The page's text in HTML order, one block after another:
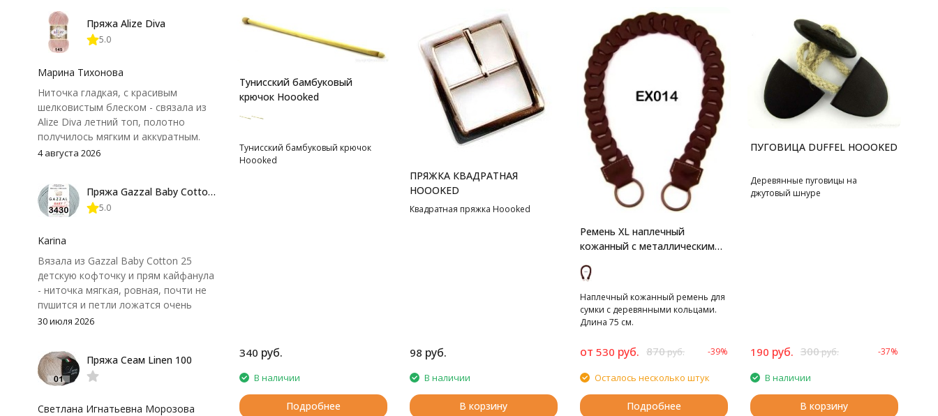
Тунисский бамбуковый
крючок Hoooked
Тунисский бамбуковый крючок
Hoooked
340 руб.
В наличии
Подробнее
ПРЯЖКА КВАДРАТНАЯ
HOOOKED
Квадратная пряжка Hoooked
98 руб.
В наличии
В корзину
Ремень XL наплечный
кожанный с металлическими
Наплечный кожанный ремень для
сумки с деревянными кольцами.
Длина 75 см.
от 530 руб. 870руб. -39%
Осталось несколько штук
Подробнее
ПУГОВИЦА DUFFEL HOOOKED
Деревянные пуговицы на
джутовый шнуре
190 руб. 300руб. -37%
В наличии
В корзину
Пряжа Alize Diva
5.0
Марина Тихонова
Ниточка гладкая, с красивым
шелковистым блеском - связала из
Alize Diva летний топ, полотно
получилось мягким и аккуратным.
Петли хорошо видны, вяжется
нюанс - пряжа немного скользит и
иногда расслаивается, пришлось
крючок поудобнее.
4 августа 2026
Пряжа Gazzal Baby Cotton 25
5.0
Karina
Вязала из Gazzal Baby Cotton 25
детскую кофточку и прям кайфанула
- ниточка мягкая, ровная, почти не
пушится и петли ложатся очень
аккуратно. После стирки полотно
потеряло, цвет тоже не стал
тусклее. Единственный нюанс -
моточки маленькие, расход лучше
чуть-чуть не хватило))
30 июля 2026
Пряжа Сеам Linen 100
Светлана Игнатьевна Морозова